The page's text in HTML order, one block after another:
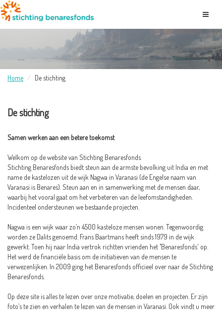
Home De stichting
De stichting
Samen werken aan een betere toekomst
Welkom op de website van Stichting Benaresfonds.
Stichting Benaresfonds biedt steun aan de armste bevolking uit India en met
name de kastelozen uit de wijk Nagwa in Varanasi (de Engelse naam van
Varanasi is Benares). Steun aan en in samenwerking met de mensen daar,
waarbij het vooral gaat om het verbeteren van de leefomstandigheden.
Incidenteel ondersteunen we bestaande projecten.
Nagwa is een wijk waar zo’n 4500 kasteloze mensen wonen. Tegenwoordig
worden ze Dalits genoemd. Frans Baartmans heeft sinds 1979 in de wijk
gewerkt. Toen hij naar India vertrok richtten vrienden het 'Benaresfonds' op.
Het werd de financiële basis om de initiatieven van de mensen te
verwezenlijken. In 2009 ging het Benaresfonds officieel over naar de Stichting
Benaresfonds.
Op deze site is alles te lezen over onze motivatie, doelen en projecten. Er zijn
foto’s te zien en verhalen te lezen van de mensen in Varanasi. Ook vindt u meer